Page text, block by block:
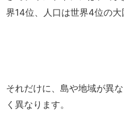
界14位、人口は世界4位の大
それだけに、島や地域が異
く異なります。